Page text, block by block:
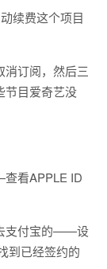
续费这个项目
消订阅，然后三
节目爱奇艺没
看APPLE ID
支付宝的——设
已经签约的